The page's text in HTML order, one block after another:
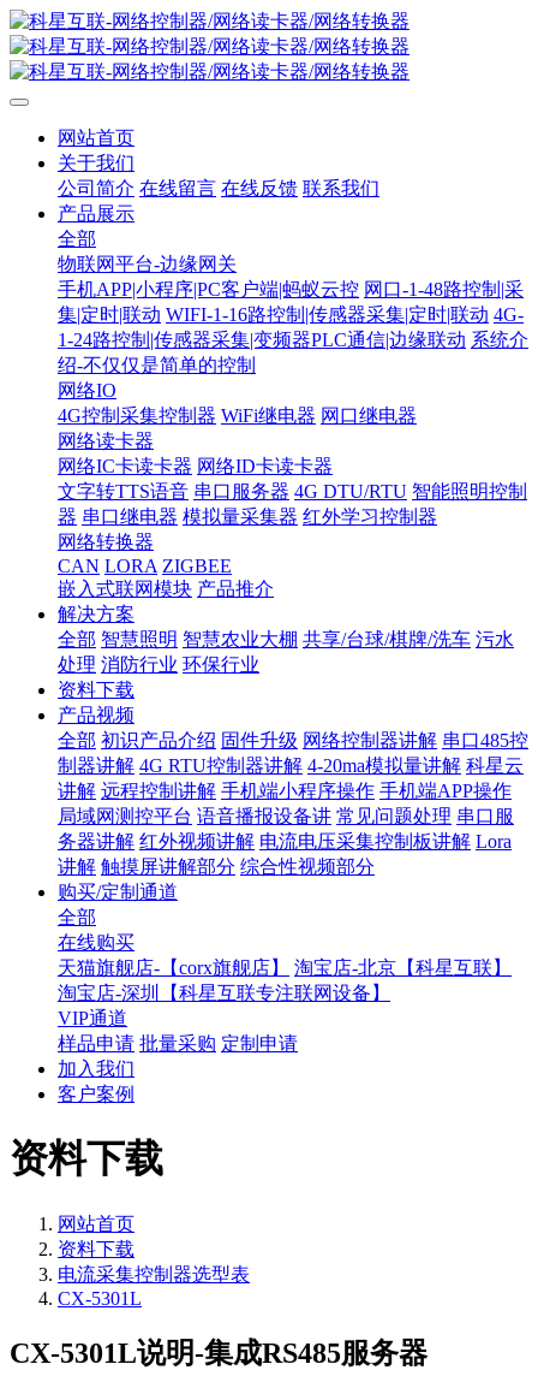
网站首页
关于我们
公司简介 在线留言 在线反馈 联系我们
产品展示
全部
物联网平台-边缘网关
手机APP|小程序|PC客户端|蚂蚁云控 网口-1-48路控制|采
集|定时|联动 WIFI-1-16路控制|传感器采集|定时|联动 4G-
1-24路控制|传感器采集|变频器PLC通信|边缘联动 系统介
绍-不仅仅是简单的控制
网络IO
4G控制采集控制器 WiFi继电器 网口继电器
网络读卡器
网络IC卡读卡器 网络ID卡读卡器
文字转TTS语音 串口服务器 4G DTU/RTU 智能照明控制
器 串口继电器 模拟量采集器 红外学习控制器
网络转换器
CAN LORA ZIGBEE
嵌入式联网模块 产品推介
解决方案
全部 智慧照明 智慧农业大棚 共享/台球/棋牌/洗车 污水
处理 消防行业 环保行业
资料下载
产品视频
全部 初识产品介绍 固件升级 网络控制器讲解 串口485控
制器讲解 4G RTU控制器讲解 4-20ma模拟量讲解 科星云
讲解 远程控制讲解 手机端小程序操作 手机端APP操作
局域网测控平台 语音播报设备讲 常见问题处理 串口服
务器讲解 红外视频讲解 电流电压采集控制板讲解 Lora
讲解 触摸屏讲解部分 综合性视频部分
购买/定制通道
全部
在线购买
天猫旗舰店-【corx旗舰店】
淘宝店-北京【科星互联】
淘宝店-深圳【科星互联专注联网设备】
VIP通道
样品申请 批量采购 定制申请
加入我们
客户案例
资料下载
网站首页
资料下载
电流采集控制器选型表
CX-5301L
CX-5301L说明-集成RS485服务器